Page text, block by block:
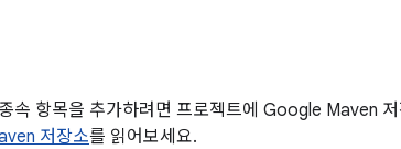
항목을 추가하려면 프로젝트에 Google Maven 저
저장소를 읽어보세요.